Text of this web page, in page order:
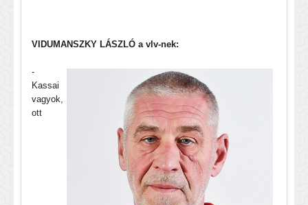
VIDUMANSZKY LÁSZLÓ a vlv-nek:
-
Kassai
vagyok,
ott